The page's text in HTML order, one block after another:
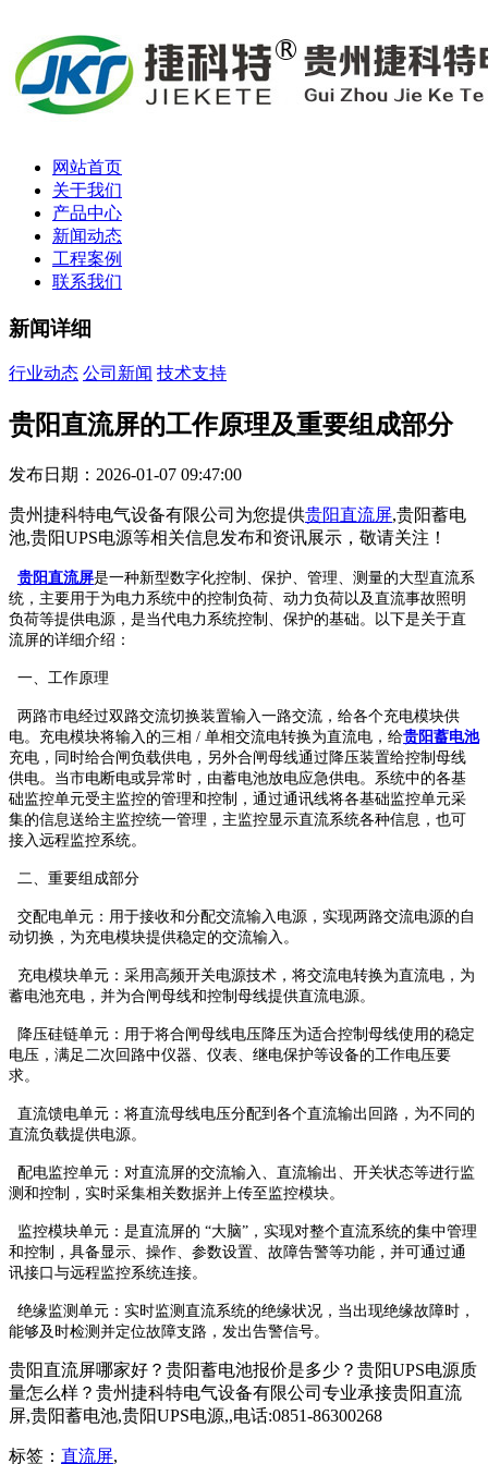
网站首页
关于我们
产品中心
新闻动态
工程案例
联系我们
新闻详细
行业动态 公司新闻 技术支持
贵阳直流屏的工作原理及重要组成部分
发布日期：2026-01-07 09:47:00
贵州捷科特电气设备有限公司为您提供贵阳直流屏,贵阳蓄电
池,贵阳UPS电源等相关信息发布和资讯展示，敬请关注！
贵阳直流屏是一种新型数字化控制、保护、管理、测量的大型直流系
统，主要用于为电力系统中的控制负荷、动力负荷以及直流事故照明
负荷等提供电源，是当代电力系统控制、保护的基础。以下是关于直
流屏的详细介绍：
一、工作原理
两路市电经过双路交流切换装置输入一路交流，给各个充电模块供
电。充电模块将输入的三相 / 单相交流电转换为直流电，给贵阳蓄电池
充电，同时给合闸负载供电，另外合闸母线通过降压装置给控制母线
供电。当市电断电或异常时，由蓄电池放电应急供电。系统中的各基
础监控单元受主监控的管理和控制，通过通讯线将各基础监控单元采
集的信息送给主监控统一管理，主监控显示直流系统各种信息，也可
接入远程监控系统。
二、重要组成部分
交配电单元：用于接收和分配交流输入电源，实现两路交流电源的自
动切换，为充电模块提供稳定的交流输入。
充电模块单元：采用高频开关电源技术，将交流电转换为直流电，为
蓄电池充电，并为合闸母线和控制母线提供直流电源。
降压硅链单元：用于将合闸母线电压降压为适合控制母线使用的稳定
电压，满足二次回路中仪器、仪表、继电保护等设备的工作电压要
求。
直流馈电单元：将直流母线电压分配到各个直流输出回路，为不同的
直流负载提供电源。
配电监控单元：对直流屏的交流输入、直流输出、开关状态等进行监
测和控制，实时采集相关数据并上传至监控模块。
监控模块单元：是直流屏的 “大脑”，实现对整个直流系统的集中管理
和控制，具备显示、操作、参数设置、故障告警等功能，并可通过通
讯接口与远程监控系统连接。
绝缘监测单元：实时监测直流系统的绝缘状况，当出现绝缘故障时，
能够及时检测并定位故障支路，发出告警信号。
贵阳直流屏哪家好？贵阳蓄电池报价是多少？贵阳UPS电源质
量怎么样？贵州捷科特电气设备有限公司专业承接贵阳直流
屏,贵阳蓄电池,贵阳UPS电源,,电话:0851-86300268
标签： 直流屏,